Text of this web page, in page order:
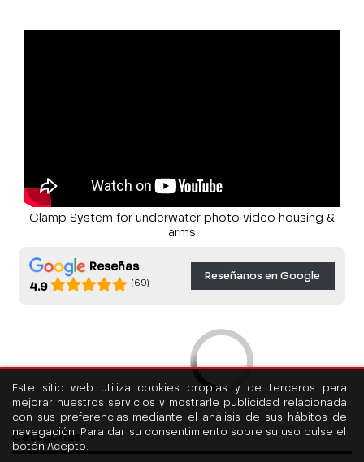
Clamp System for underwater photo video housing &
arms
Reseñas
4.9
(69)
Reseñanos en Google
Categorías
Este sitio web utiliza cookies propias y de terceros para
mejorar nuestros servicios y mostrarle publicidad relacionada
con sus preferencias mediante el análisis de sus hábitos de
navegación. Para dar su consentimiento sobre su uso pulse el
botón Acepto.